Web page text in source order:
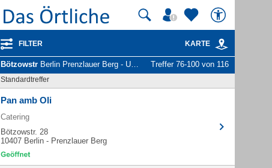
FILTER KARTE
Bötzowstr Berlin Prenzlauer Berg - Unternehmen und Personen Treffer 76-100 von 116
Standardtreffer
Pan amb Oli
Catering
Bötzowstr. 28
10407 Berlin - Prenzlauer Berg